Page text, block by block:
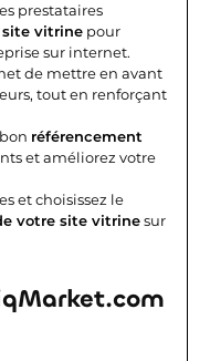
prestataires
vitrine pour
sur internet.
de mettre en avant
tout en renforçant
référencement
et améliorez votre
et choisissez le
votre site vitrinesur